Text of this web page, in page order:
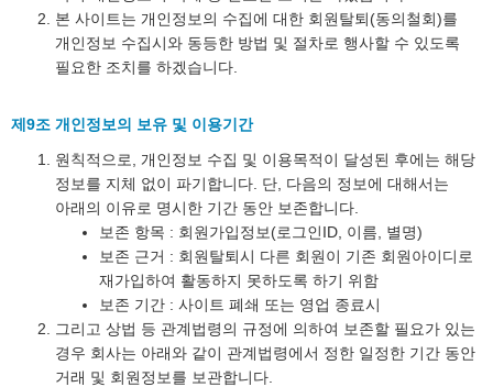
본 사이트는 개인정보의 수집에 대한 회원탈퇴(동의철회)를
개인정보 수집시와 동등한 방법 및 절차로 행사할 수 있도록
필요한 조치를 하겠습니다.
제9조 개인정보의 보유 및 이용기간
원칙적으로, 개인정보 수집 및 이용목적이 달성된 후에는 해당
정보를 지체 없이 파기합니다. 단, 다음의 정보에 대해서는
아래의 이유로 명시한 기간 동안 보존합니다.
보존 항목 : 회원가입정보(로그인ID, 이름, 별명)
보존 근거 : 회원탈퇴시 다른 회원이 기존 회원아이디로
재가입하여 활동하지 못하도록 하기 위함
보존 기간 : 사이트 폐쇄 또는 영업 종료시
그리고 상법 등 관계법령의 규정에 의하여 보존할 필요가 있는
경우 회사는 아래와 같이 관계법령에서 정한 일정한 기간 동안
거래 및 회원정보를 보관합니다.